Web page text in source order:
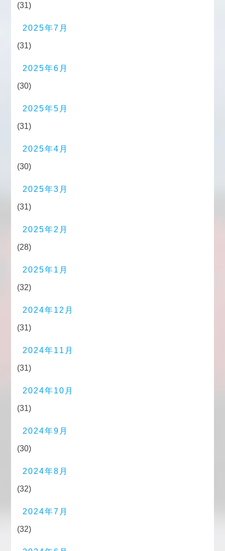
(31)
2025年7月
(31)
2025年6月
(30)
2025年5月
(31)
2025年4月
(30)
2025年3月
(31)
2025年2月
(28)
2025年1月
(32)
2024年12月
(31)
2024年11月
(31)
2024年10月
(31)
2024年9月
(30)
2024年8月
(32)
2024年7月
(32)